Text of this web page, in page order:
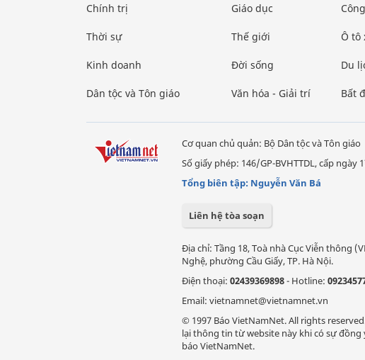
Chính trị
Thời sự
Kinh doanh
Dân tộc và Tôn giáo
Giáo dục
Thế giới
Đời sống
Văn hóa - Giải trí
Ô tô
Du
Bất
Cơ quan chủ quản: Bộ Dân tộc và Tôn giáo
Số giấy phép: 146/GP-BVHTTDL, cấp ngày
Tổng biên tập: Nguyễn Văn Bá
Liên hệ tòa soạn
Địa chỉ: Tầng 18, Toà nhà Cục Viễn thông
Nghệ, phường Cầu Giấy, TP. Hà Nội.
Điện thoại: 02439369898- Hotline:
Email: vietnamnet@vietnamnet.vn
© 1997 Báo VietNamNet. All rights
lại thông tin từ website này khi có sự đồng
báo VietNamNet.